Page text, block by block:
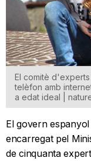
El comitè
telèfon amb
a edat ideal |
El govern
encarregat pel
de cinquanta